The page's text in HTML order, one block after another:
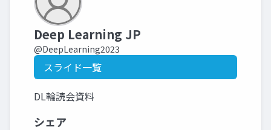
Deep Learning JP
@DeepLearning2023
スライド一覧
DL輪読会資料
シェア